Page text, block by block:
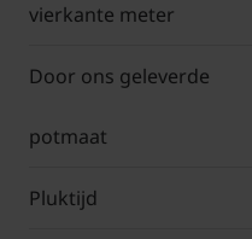
vierkante meter
Door ons geleverde
potmaat
Pluktijd